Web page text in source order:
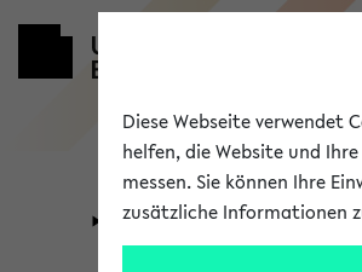
Universität
Diese Webseite verwendet
helfen, die Website und
messen. Sie können Ihre
zusätzliche Informationen